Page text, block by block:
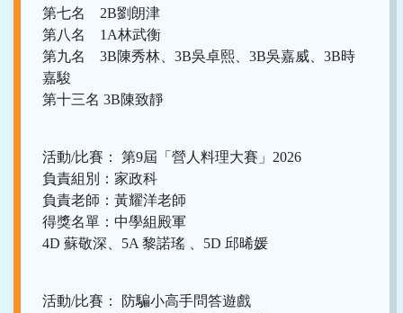
第七名 2B劉朗津
第八名 1A林武衡
第九名 3B陳秀林、3B吳卓熙、3B吳嘉威、3B時
嘉駿
第十三名 3B陳致靜
活動/比賽： 第9屆「營人料理大賽」2026
負責組別：家政科
負責老師：黃耀洋老師
得獎名單：中學組殿軍
4D 蘇敬深、5A 黎諾瑤 、5D 邱晞媛
活動/比賽： 防騙小高手問答遊戲